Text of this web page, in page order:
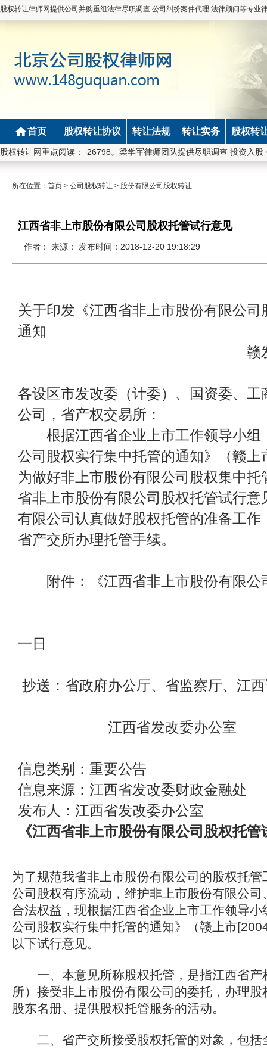
股权转让律师网提供公司并购重组法律尽职调查 公司纠纷案件代理 法律顾问等专业
首页 股权转让协议 转让法规 转让实务 股权转
股权转让网重点阅读：
：11101200110826798。梁学军律师团队提供尽职调查 投资入股
所在位置： 首页 > 公司股权转让 > 股份有限公司股权转让
江西省非上市股份有限公司股权托管试行意见
作者： 来源： 发布时间：2018-12-20 19:18:29
关于印发《江西省非上市股份有限公
通知
赣发改财金字
各设区市发改委（计委）、国资委、
公司，省产权交易所：
根据江西省企业上市工作领导小组
公司股权实行集中托管的通知》（赣上
为做好非上市股份有限公司股权集中
省非上市股份有限公司股权托管试行
有限公司认真做好股权托管的准备工
省产交所办理托管手续。
附件：《江西省非上市股份有限公
一日
抄送：省政府办公厅、省监察厅、江
江西省发改委办公室
信息类别：重要公告
信息来源：江西省发改委财政金融处
发布人：江西省发改委办公室
《江西省非上市股份有限公司股权托
为了规范我省非上市股份有限公司的股权托
公司股权有序流动，维护非上市股份有限公
合法权益，现根据江西省企业上市工作领导
公司股权实行集中托管的通知》（赣上市
以下试行意见。
一、本意见所称股权托管，是指江西省产
所）接受非上市股份有限公司的委托，办理
股东名册、提供股权托管服务的活动。
二、省产交所接受股权托管的对象，包括